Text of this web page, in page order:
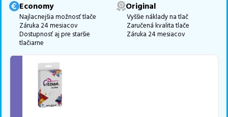
Ak si pri výbere nie ste istí, ktoré riešenie je pre vaše potreby
najvhodnejšie, alebo máte akékoľvek ďalšie otázky, môžete sa na
nás kedykoľvek obrátiť e-mailom alebo telefonicky. Sme tu, aby
Economy
Najlacnejšia možnosť tlače
Záruka 24 mesiacov
Dostupnosť aj pre staršie
tlačiarne
Original
Vyššie náklady na tlač
Zaručená kvalita tlače
Záruka 24 mesiacov